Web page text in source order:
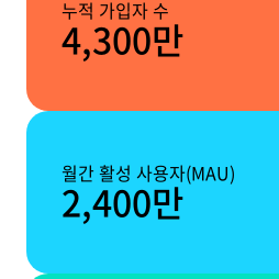
누적 가입자 수
4,300만
월간 활성 사용자(MAU)
2,400만